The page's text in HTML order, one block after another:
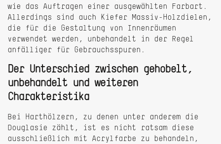
wie das Auftragen einer ausgewählten Farbart.
Allerdings sind auch Kiefer Massiv-Holzdielen,
die für die Gestaltung von Innenräumen
verwendet werden, unbehandelt in der Regel
anfälliger für Gebrauchsspuren.
Der Unterschied zwischen gehobelt,
unbehandelt und weiteren
Charakteristika
Bei Harthölzern, zu denen unter anderem die
Douglasie zählt, ist es nicht ratsam diese
ausschließlich mit Acrylfarbe zu behandeln,